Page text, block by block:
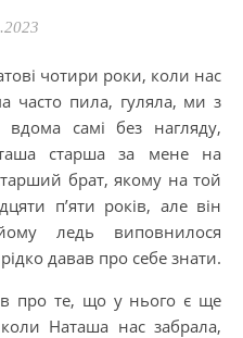
часто пила, гуляла, ми з
самі без нагляду,
старша за мене на
брат, якому на той
п’яти років, але він
ледь виповнилося
давав про себе знати.
про те, що у нього є ще
Наташа нас забрала,